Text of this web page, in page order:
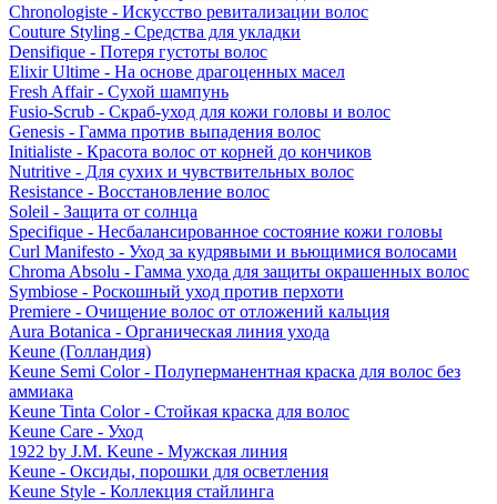
Chronologiste - Искусство ревитализации волос
Couture Styling - Средства для укладки
Densifique - Потеря густоты волос
Elixir Ultime - На основе драгоценных масел
Fresh Affair - Сухой шампунь
Fusio-Scrub - Скраб-уход для кожи головы и волос
Genesis - Гамма против выпадения волос
Initialiste - Красота волос от корней до кончиков
Nutritive - Для сухих и чувствительных волос
Resistance - Восстановление волос
Soleil - Защита от солнца
Specifique - Несбалансированное состояние кожи головы
Curl Manifesto - Уход за кудрявыми и вьющимися волосами
Chroma Absolu - Гамма ухода для защиты окрашенных волос
Symbiose - Роскошный уход против перхоти
Premiere - Очищение волос от отложений кальция
Aura Botanica - Органическая линия ухода
Keune (Голландия)
Keune Semi Color - Полуперманентная краска для волос без
аммиака
Keune Tinta Color - Стойкая краска для волос
Keune Care - Уход
1922 by J.M. Keune - Мужская линия
Keune - Оксиды, порошки для осветления
Keune Style - Коллекция стайлинга